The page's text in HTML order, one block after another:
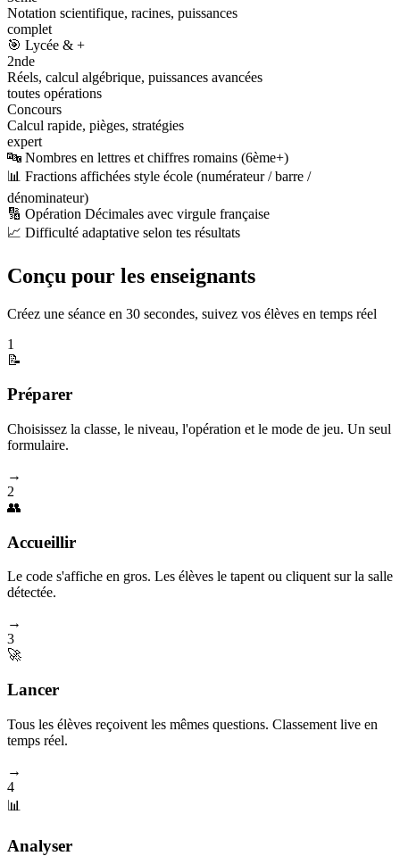
Notation scientifique, racines, puissances
complet
🎯 Lycée & +
2nde
Réels, calcul algébrique, puissances avancées
toutes opérations
Concours
Calcul rapide, pièges, stratégies
expert
🔤 Nombres en lettres et chiffres romains (6ème+)
📊 Fractions affichées style école (numérateur / barre /
dénominateur)
🔢 Opération Décimales avec virgule française
📈 Difficulté adaptative selon tes résultats
Conçu pour les enseignants
Créez une séance en 30 secondes, suivez vos élèves en temps réel
1
📝
Préparer
Choisissez la classe, le niveau, l'opération et le mode de jeu. Un seul
formulaire.
→
2
👥
Accueillir
Le code s'affiche en gros. Les élèves le tapent ou cliquent sur la salle
détectée.
→
3
🚀
Lancer
Tous les élèves reçoivent les mêmes questions. Classement live en
temps réel.
→
4
📊
Analyser